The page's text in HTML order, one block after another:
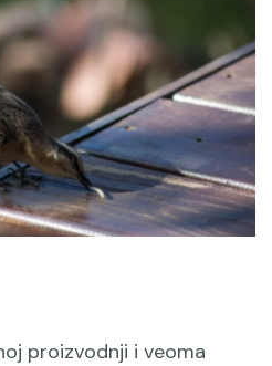
proizvodnji i veoma